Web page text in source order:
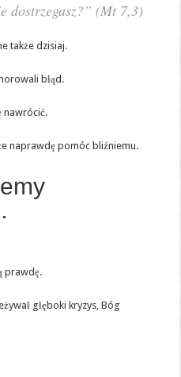
dostrzegasz?” (Mt 7,3)
także dzisiaj.
błąd.
nawrócić.
naprawdę pomóc bliźniemu.
prawdę.
głęboki kryzys, Bóg